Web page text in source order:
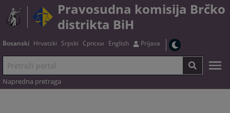
Pravosudna komisija Brčko
distrikta BiH
Bosanski Hrvatski Srpski Српски English Prijava
Napredna pretraga